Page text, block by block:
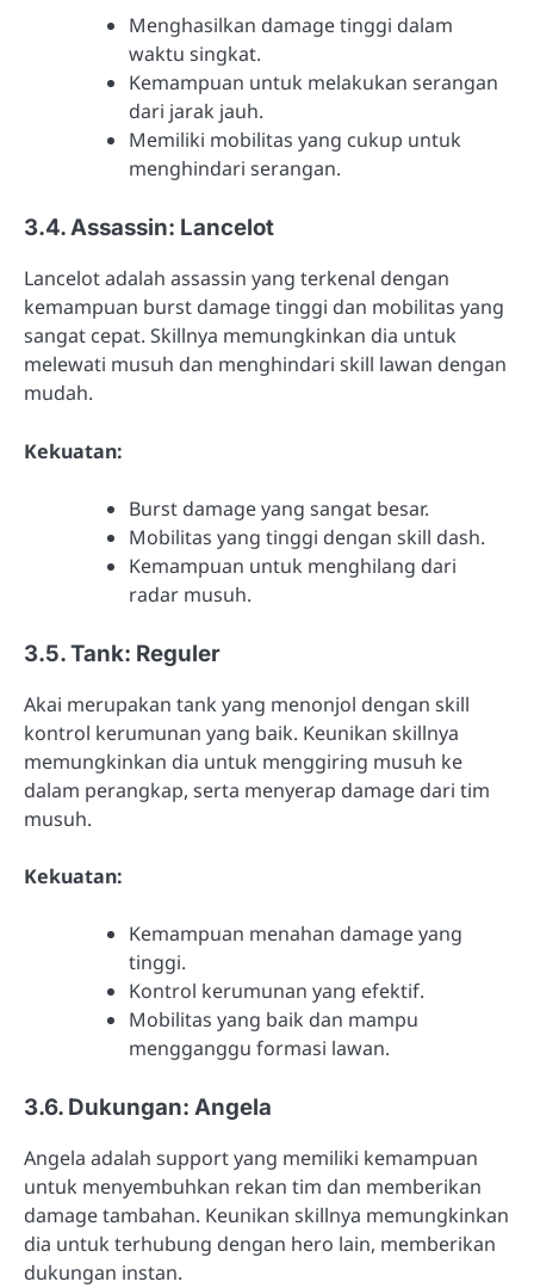
Menghasilkan damage tinggi dalam
waktu singkat.
Kemampuan untuk melakukan serangan
dari jarak jauh.
Memiliki mobilitas yang cukup untuk
menghindari serangan.
3.4. Assassin: Lancelot
Lancelot adalah assassin yang terkenal dengan
kemampuan burst damage tinggi dan mobilitas yang
sangat cepat. Skillnya memungkinkan dia untuk
melewati musuh dan menghindari skill lawan dengan
mudah.
Kekuatan:
Burst damage yang sangat besar.
Mobilitas yang tinggi dengan skill dash.
Kemampuan untuk menghilang dari
radar musuh.
3.5. Tank: Reguler
Akai merupakan tank yang menonjol dengan skill
kontrol kerumunan yang baik. Keunikan skillnya
memungkinkan dia untuk menggiring musuh ke
dalam perangkap, serta menyerap damage dari tim
musuh.
Kekuatan:
Kemampuan menahan damage yang
tinggi.
Kontrol kerumunan yang efektif.
Mobilitas yang baik dan mampu
mengganggu formasi lawan.
3.6. Dukungan: Angela
Angela adalah support yang memiliki kemampuan
untuk menyembuhkan rekan tim dan memberikan
damage tambahan. Keunikan skillnya memungkinkan
dia untuk terhubung dengan hero lain, memberikan
dukungan instan.